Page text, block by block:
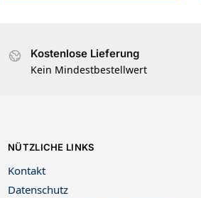
Kostenlose Lieferung
Kein Mindestbestellwert
NÜTZLICHE LINKS
Kontakt
Datenschutz